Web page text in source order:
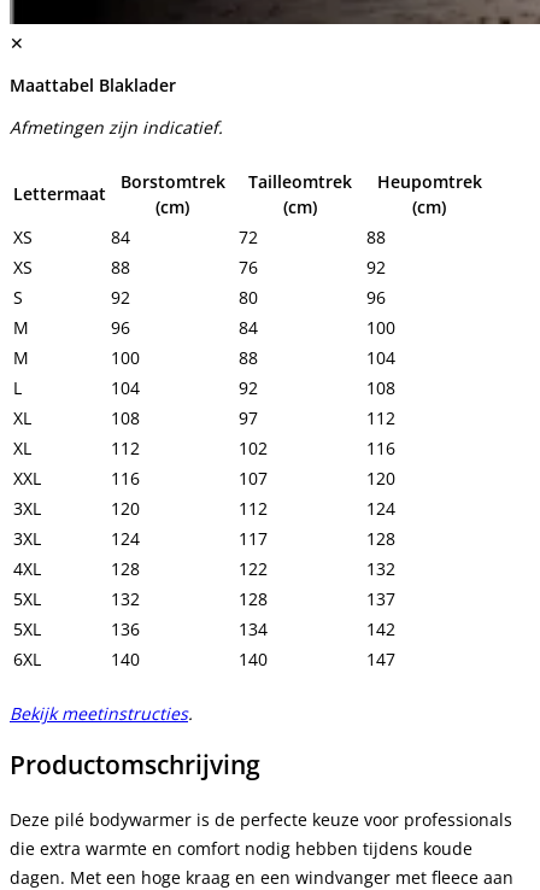
✕
Maattabel Blaklader
Afmetingen zijn indicatief.
Lettermaat
Borstomtrek
(cm)
Tailleomtrek
(cm)
Heupomtrek
(cm)
XS
84 72
88
XS
88 76
92
S
92 80
96
M
96 84
100
M
100 88
104
L
104 92
108
XL
108 97
112
XL
112 102
116
XXL
116 107
120
3XL
120 112
124
3XL
124 117
128
4XL
128 122
132
5XL
132 128
137
5XL
136 134
142
6XL
140 140 147
Bekijk meetinstructies.
Productomschrijving
Deze pilé bodywarmer is de perfecte keuze voor professionals
die extra warmte en comfort nodig hebben tijdens koude
dagen. Met een hoge kraag en een windvanger met fleece aan